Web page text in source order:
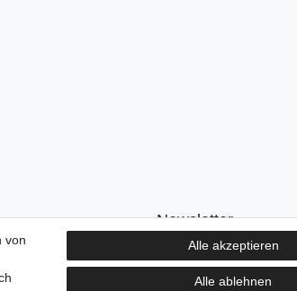
Newsletter
E-MAIL **
von
Alle akzeptieren
Alle ablehnen